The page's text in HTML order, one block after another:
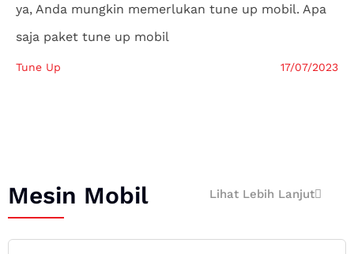
ya, Anda mungkin memerlukan tune up mobil. Apa
saja paket tune up mobil
Tune Up 17/07/2023
Mesin Mobil Lihat Lebih Lanjut